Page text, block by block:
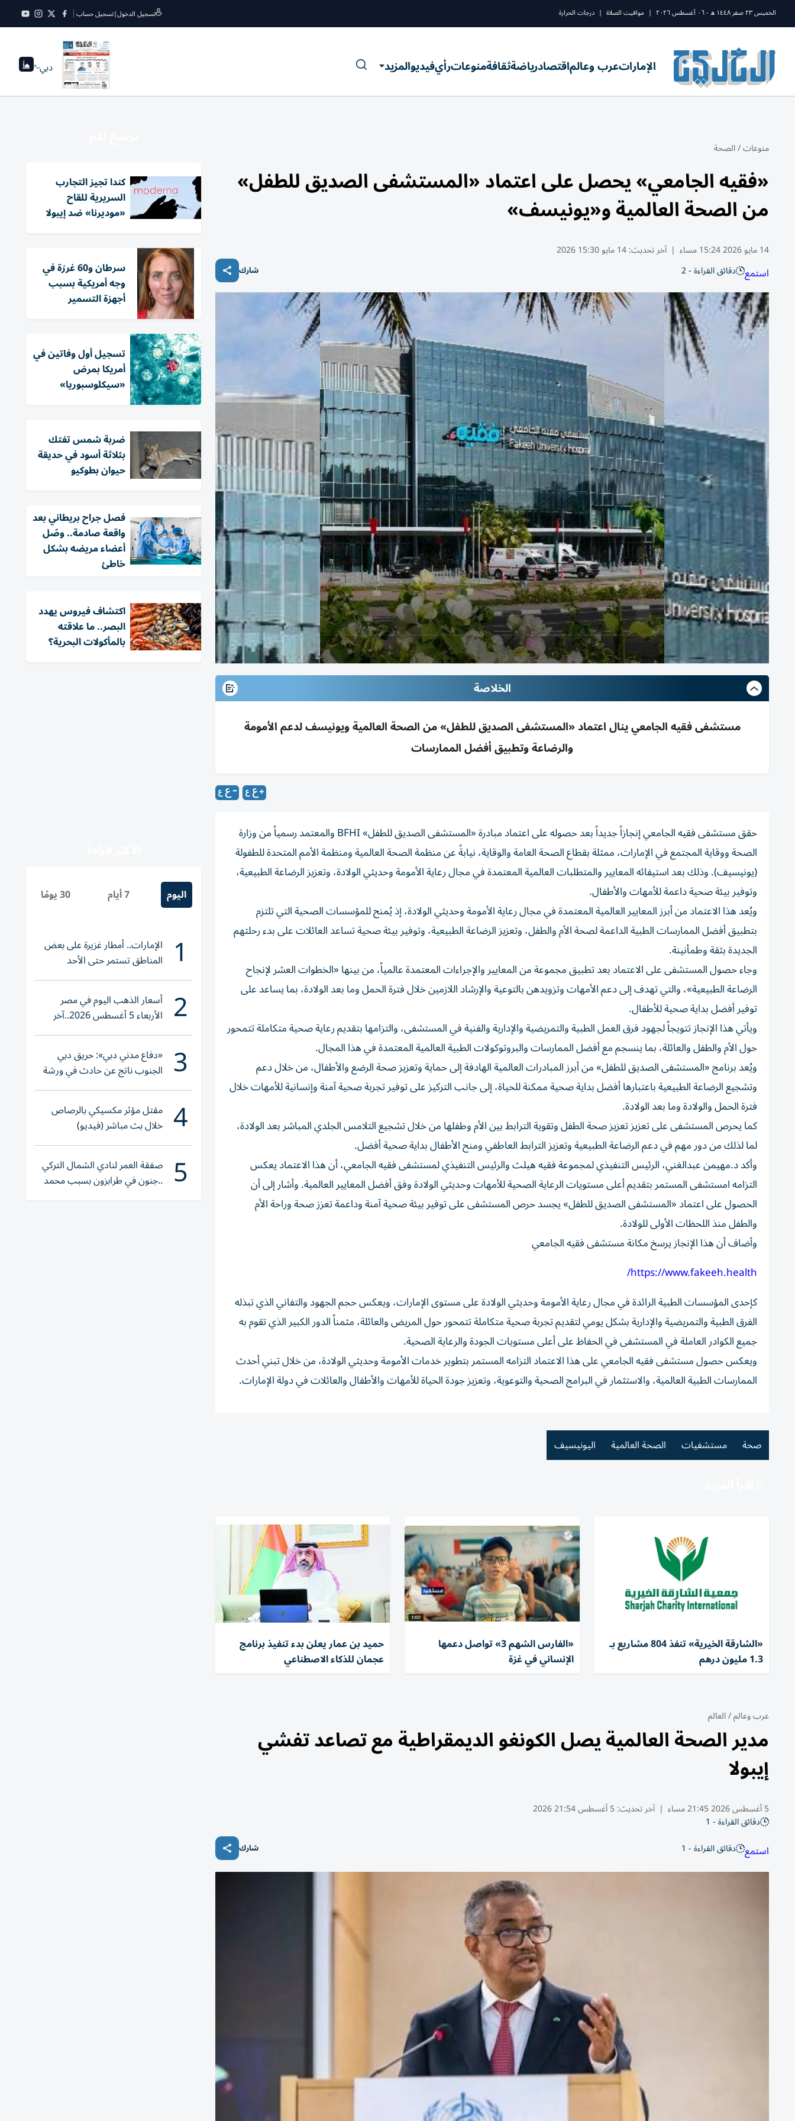
الخميس ٢٣ صفر ١٤٤٨ ه - ٠٦ أغسطس ٢٠٢٦ | مواقيت الصلاة | درجات الحرارة تسجيل الدخول|تسجيل حساب
الإماراتعرب وعالماقتصادرياضةثقافةمنوعاترأيفيديوالمزيد دبي--°
منوعات/الصحة
«فقيه الجامعي» يحصل على اعتماد «المستشفى الصديق للطفل»
من الصحة العالمية و«يونيسف»
14 مايو 2026 15:24 مساء | آخر تحديث:14 مايو 15:30 2026
استمع دقائق القراءة - 2 شارك
الخلاصة
مستشفى فقيه الجامعي ينال اعتماد «المستشفى الصديق للطفل» من الصحة العالمية ويونيسف لدعم الأمومة
والرضاعة وتطبيق أفضل الممارسات
حقق مستشفى فقيه الجامعي إنجازاً جديداً بعد حصوله على اعتماد مبادرة «المستشفى الصديق للطفل» BFHI والمعتمد رسمياً من وزارة
الصحة ووقاية المجتمع في الإمارات، ممثلة بقطاع الصحة العامة والوقاية، نيابةً عن منظمة الصحة العالمية ومنظمة الأمم المتحدة للطفولة
(يونيسيف). وذلك بعد استيفائه المعايير والمتطلبات العالمية المعتمدة في مجال رعاية الأمومة وحديثي الولادة، وتعزيز الرضاعة الطبيعية،
وتوفير بيئة صحية داعمة للأمهات والأطفال.
ويُعد هذا الاعتماد من أبرز المعايير العالمية المعتمدة في مجال رعاية الأمومة وحديثي الولادة، إذ يُمنح للمؤسسات الصحية التي تلتزم
بتطبيق أفضل الممارسات الطبية الداعمة لصحة الأم والطفل، وتعزيز الرضاعة الطبيعية، وتوفير بيئة صحية تساعد العائلات على بدء رحلتهم
الجديدة بثقة وطمأنينة.
وجاء حصول المستشفى على الاعتماد بعد تطبيق مجموعة من المعايير والإجراءات المعتمدة عالمياً، من بينها «الخطوات العشر لإنجاح
الرضاعة الطبيعية»، والتي تهدف إلى دعم الأمهات وتزويدهن بالتوعية والإرشاد اللازمين خلال فترة الحمل وما بعد الولادة، بما يساعد على
توفير أفضل بداية صحية للأطفال.
ويأتي هذا الإنجاز تتويجاً لجهود فرق العمل الطبية والتمريضية والإدارية والفنية في المستشفى، والتزامها بتقديم رعاية صحية متكاملة تتمحور
حول الأم والطفل والعائلة، بما ينسجم مع أفضل الممارسات والبروتوكولات الطبية العالمية المعتمدة في هذا المجال.
ويُعد برنامج «المستشفى الصديق للطفل» من أبرز المبادرات العالمية الهادفة إلى حماية وتعزيز صحة الرضع والأطفال، من خلال دعم
وتشجيع الرضاعة الطبيعية باعتبارها أفضل بداية صحية ممكنة للحياة، إلى جانب التركيز على توفير تجربة صحية آمنة وإنسانية للأمهات خلال
فترة الحمل والولادة وما بعد الولادة.
كما يحرص المستشفى على تعزيز تعزيز صحة الطفل وتقوية الترابط بين الأم وطفلها من خلال تشجيع التلامس الجلدي المباشر بعد الولادة،
لما لذلك من دور مهم في دعم الرضاعة الطبيعية وتعزيز الترابط العاطفي ومنح الأطفال بداية صحية أفضل.
وأكد د.مهيمن عبدالغني، الرئيس التنفيذي لمجموعة فقيه هيلث والرئيس التنفيذي لمستشفى فقيه الجامعي، أن هذا الاعتماد يعكس
التزامه امستشفى المستمر بتقديم أعلى مستويات الرعاية الصحية للأمهات وحديثي الولادة وفق أفضل المعايير العالمية. وأشار إلى أن
الحصول على اعتماد «المستشفى الصديق للطفل» يجسد حرص المستشفى على توفير بيئة صحية آمنة وداعمة تعزز صحة وراحة الأم
والطفل منذ اللحظات الأولى للولادة.
وأضاف أن هذا الإنجاز يرسخ مكانة مستشفى فقيه الجامعي
https://www.fakeeh.health/
كإحدى المؤسسات الطبية الرائدة في مجال رعاية الأمومة وحديثي الولادة على مستوى الإمارات، ويعكس حجم الجهود والتفاني الذي تبذله
الفرق الطبية والتمريضية والإدارية بشكل يومي لتقديم تجربة صحية متكاملة تتمحور حول المريض والعائلة، مثمناً الدور الكبير الذي تقوم به
جميع الكوادر العاملة في المستشفى في الحفاظ على أعلى مستويات الجودة والرعاية الصحية.
ويعكس حصول مستشفى فقيه الجامعي على هذا الاعتماد التزامه المستمر بتطوير خدمات الأمومة وحديثي الولادة، من خلال تبني أحدث
الممارسات الطبية العالمية، والاستثمار في البرامج الصحية والتوعوية، وتعزيز جودة الحياة للأمهات والأطفال والعائلات في دولة الإمارات.
صحة مستشفيات الصحة العالمية اليونيسيف
«الشارقة الخيرية» تنفذ 804 مشاريع بـ
1.3 مليون درهم
«الفارس الشهم 3» تواصل دعمها
الإنساني في غزة
حميد بن عمار يعلن بدء تنفيذ برنامج
عجمان للذكاء الاصطناعي
عرب وعالم/العالم
مدير الصحة العالمية يصل الكونغو الديمقراطية مع تصاعد تفشي
إيبولا
5 أغسطس 2026 21:45 مساء | آخر تحديث:5 أغسطس 21:54 2026
دقائق القراءة - 1
استمع دقائق القراءة - 1 شارك
كندا تجيز التجارب
السريرية للقاح
«موديرنا» ضد إيبولا
سرطان و60 غرزة في
وجه أمريكية بسبب
أجهزة التسمير
تسجيل أول وفاتين في
أمريكا بمرض
«سيكلوسبوريا»
ضربة شمس تفتك
بثلاثة أسود في حديقة
حيوان بطوكيو
فصل جراح بريطاني بعد
واقعة صادمة.. وصّل
أعضاء مريضه بشكل
خاطئ
اكتشاف فيروس يهدد
البصر.. ما علاقته
بالمأكولات البحرية؟
اليوم 7 أيام 30 يومًا
1 الإمارات.. أمطار غزيرة على بعض
المناطق تستمر حتى الأحد
2 أسعار الذهب اليوم في مصر
الأربعاء 5 أغسطس 2026..آخر
تحديث لعيار 21
3 «دفاع مدني دبي»: حريق دبي
الجنوب ناتج عن حادث في ورشة
ولا إصابات
4 مقتل مؤثر مكسيكي بالرصاص
خلال بث مباشر (فيديو)
5 صفقة العمر لنادي الشمال التركي
..جنون في طرابزون بسبب محمد